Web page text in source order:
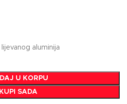
aluminija
U KORPU
KUPI SADA